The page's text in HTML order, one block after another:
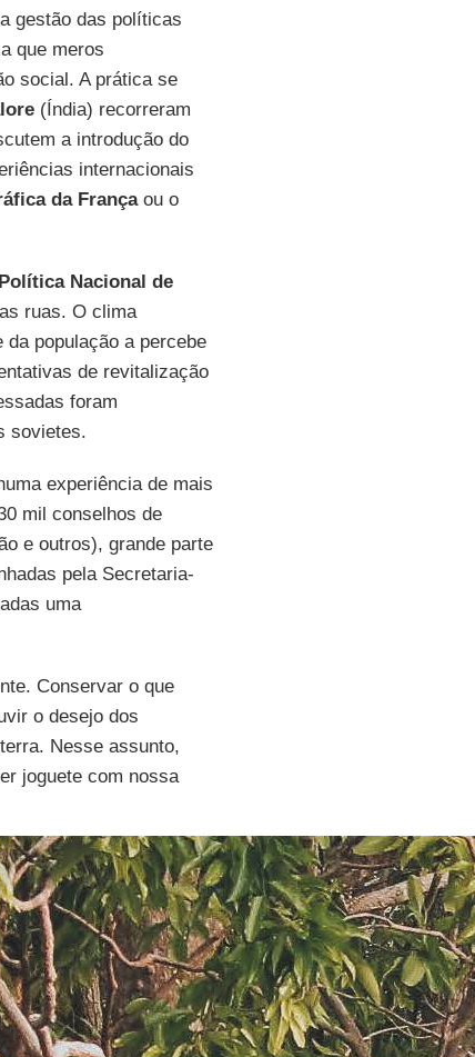
gestão das políticas
que meros
social. A prática se
(Índia) recorreram
a introdução do
internacionais
da Françaou o
Política Nacional de
ruas. O clima
população a percebe
de revitalização
foram
sovietes.
experiência de mais
mil conselhos de
e outros), grande parte
pela Secretaria-
uma
Conservar o que
o desejo dos
Nesse assunto,
joguete com nossa